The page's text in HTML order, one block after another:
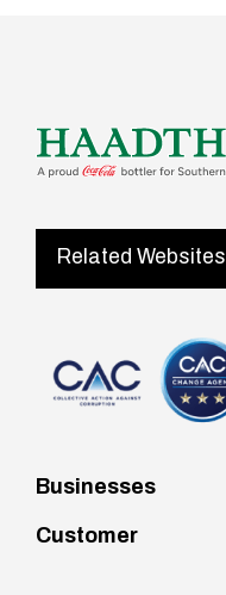
Related Websites
Businesses
Customer